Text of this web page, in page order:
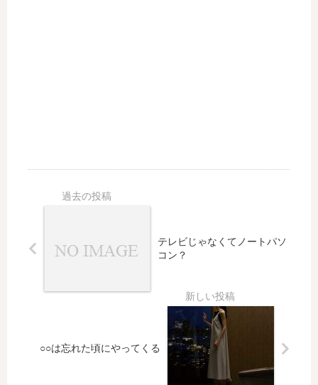
テレビじゃなくてノートパソ
コン？
○○は忘れた頃にやってくる